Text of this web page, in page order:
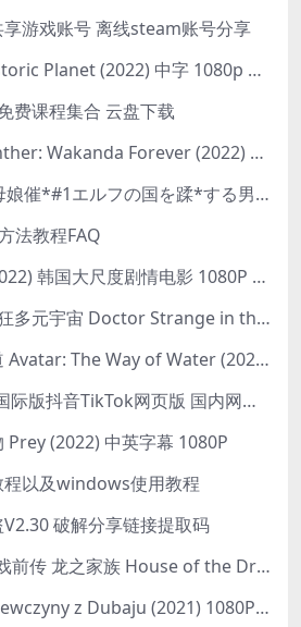
游戏账号 离线steam账号分享
史前星球 Prehistoric Planet (2022) 中字 1080p 高清 阿里云盘 2022.5.27已更新全集
费课程集合 云盘下载
黑豹2 Black Panther: Wakanda Forever (2022) 高清版
OVA巨*エルフ母娘催*#1エルフの国を蹂*する男。汚された女王と姫
法教程FAQ
B级文件 B컷 (2022) 韩国大尺度剧情电影 1080P 中字
奇异博士2：疯狂多元宇宙 Doctor Strange in the Multiverse of Madness (2022) 高清版1080p
阿凡达：水之道 Avatar: The Way of Water (2022) 1080p 2k 4k 中文字幕
ProxiTok 开源国际版抖音TikTok网页版 国内网络直连
Prey (2022) 中英字幕 1080P
以及windows使用教程
破解分享链接提取码
HBO 权力的游戏前传 龙之家族 House of the Dragon (2022) 中字 1080P 更新4集
迪拜的女孩 Dziewczyny z Dubaju (2021) 1080P 中字